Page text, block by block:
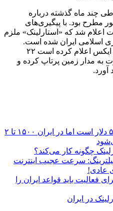
چند ماه گذشته درباره
مطرح بود. با پیگیری‌های
اعلام شد که «استارلینک» ملزم
اسلامی ایران شده است.
گفتنی است اخیرا شرکت اسپیس ایکس اعلام کرده است ۲۲
اینترنتی خود را روز ۳۱ اوت به مدار زمین پرتاپ کرده و
قیمت واقعی استارلینک ۵۰۰ دلار است اما در ایران ۱۵۰۰ تا ۲
چگونه کار می‌کند؟
سرعت عجیب اینترنت
عادی!
فعالیت ‌‌باید قواعد ایران را
در ایران